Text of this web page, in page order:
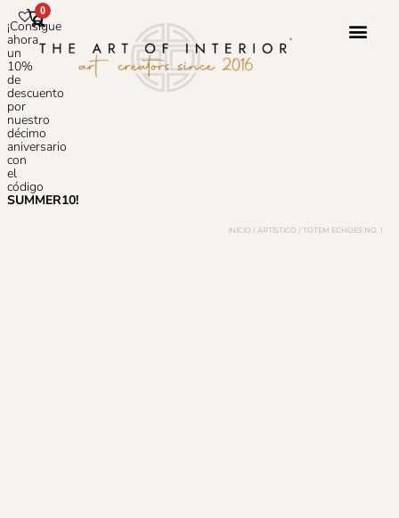
¡Consigue
ahora
un
10%
de
descuento
por
nuestro
décimo
aniversario
con
el
código
SUMMER10!
0
INICIO / ARTÍSTICO / TOTEM ECHOES NO. 1